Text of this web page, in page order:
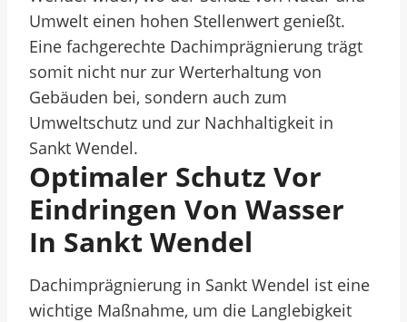
Umwelt einen hohen Stellenwert genießt.
Eine fachgerechte Dachimprägnierung trägt
somit nicht nur zur Werterhaltung von
Gebäuden bei, sondern auch zum
Umweltschutz und zur Nachhaltigkeit in
Sankt Wendel.
Optimaler Schutz Vor
Eindringen Von Wasser
In Sankt Wendel
Dachimprägnierung in Sankt Wendel ist eine
wichtige Maßnahme, um die Langlebigkeit